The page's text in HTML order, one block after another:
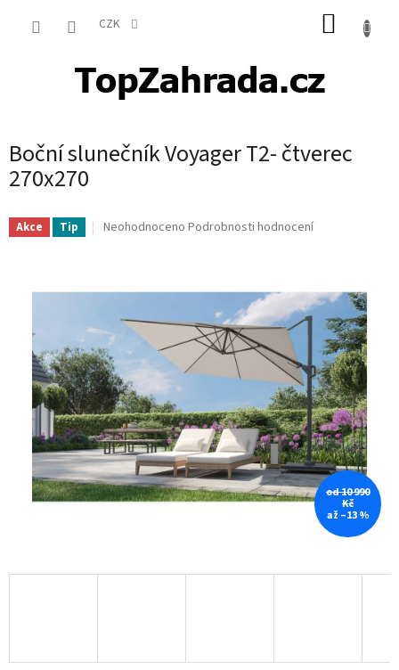
CZK
Boční slunečník Voyager T2- čtverec
270x270
Akce Tip
Průměrné
0,0
5
hvězdiček.
Neohodnoceno Podrobnosti hodnocení
od 10 990
Kč
až –13 %